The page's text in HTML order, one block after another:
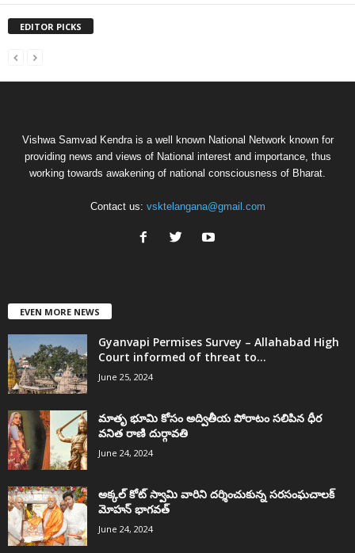
EDITOR PICKS
Vishwa Samvad Kendra is a well known National Network known for
providing news and views of National interest and importance, thus
working towards awakening of national consciousness of Bharat.
Contact us: vsktelangana@gmail.com
EVEN MORE NEWS
Gyanvapi Permises Survey – Allahabad High
Court informed of threat to...
June 25, 2024
మాతృ భూమి కోసం అద్వితీయ పోరాటం సలిపిన ధీర
వనిత రాణి దుర్గావతి
June 24, 2024
అక్కల్‌ కోట్‌ స్వామి వారిని దర్శించుకున్న సరసంఘచాలక్
మోహన్ భాగవత్
June 24, 2024